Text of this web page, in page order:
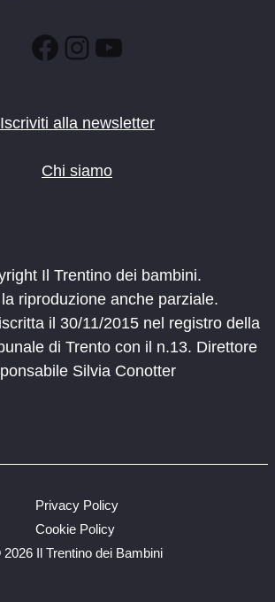
Facebook
Instagram
YouTube
Iscriviti alla newsletter
Chi siamo
Il Trentino dei bambini.
riproduzione anche parziale.
il 30/11/2015 nel registro della
di Trento con il n.13. Direttore
Silvia Conotter
2026 Il Trentino dei Bambini
Privacy Policy
Cookie Policy